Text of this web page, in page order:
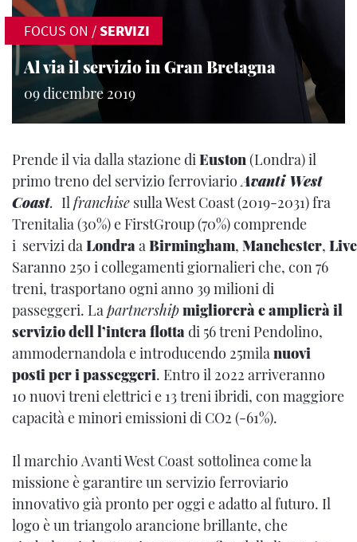
FOCUS ON /SERVIZI
Al via il servizio in Gran Bretagna
09 dicembre 2019
Prende il via dalla stazione diEuston(Londra) il
primo treno del servizio ferroviarioAvanti West
Coast. Ilfranchise sulla West Coast (2019-2031) fra
Trenitalia (30%) e FirstGroup (70%) comprende
i servizi daLondraaBirmingham, Manchester,
Saranno 250 i collegamenti giornalieri che, con 76
treni, trasportano ogni anno 39 milioni di
passeggeri. Lapartnershipmigliorerà e amplierà il
servizio dell l’intera flottadi 56 treni Pendolino,
ammodernandola e introducendo 25milanuovi
posti per i passeggeri. Entro il 2022 arriveranno
10 nuovi treni elettrici e 13 treni ibridi, con maggiore
capacità e minori emissioni di CO2 (-61%).
Il marchio Avanti West Coast sottolinea come la
missione è garantire un servizio ferroviario
innovativo già pronto per oggi e adatto al futuro. Il
logo è un triangolo arancione brillante, che